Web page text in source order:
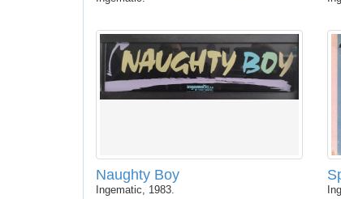
Naughty Boy
Ingematic, 1983.